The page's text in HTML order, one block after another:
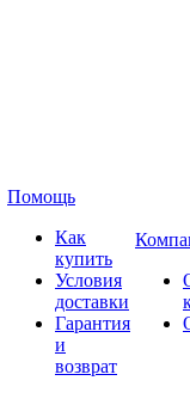
Помощь
Как
купить
Условия
доставки
Гарантия
и
возврат